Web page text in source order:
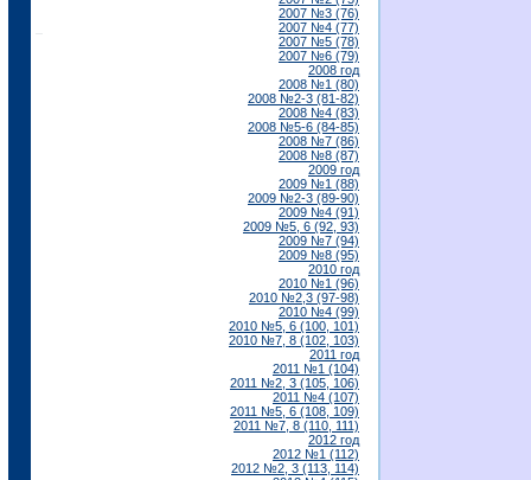
2007 №3 (76)
2007 №4 (77)
2007 №5 (78)
2007 №6 (79)
2008 год
2008 №1 (80)
2008 №2-3 (81-82)
2008 №4 (83)
2008 №5-6 (84-85)
2008 №7 (86)
2008 №8 (87)
2009 год
2009 №1 (88)
2009 №2-3 (89-90)
2009 №4 (91)
2009 №5, 6 (92, 93)
2009 №7 (94)
2009 №8 (95)
2010 год
2010 №1 (96)
2010 №2,3 (97-98)
2010 №4 (99)
2010 №5, 6 (100, 101)
2010 №7, 8 (102, 103)
2011 год
2011 №1 (104)
2011 №2, 3 (105, 106)
2011 №4 (107)
2011 №5, 6 (108, 109)
2011 №7, 8 (110, 111)
2012 год
2012 №1 (112)
2012 №2, 3 (113, 114)